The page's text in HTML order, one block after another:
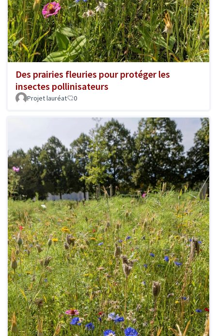
Des prairies fleuries pour protéger les
insectes pollinisateurs
Projet lauréat 0